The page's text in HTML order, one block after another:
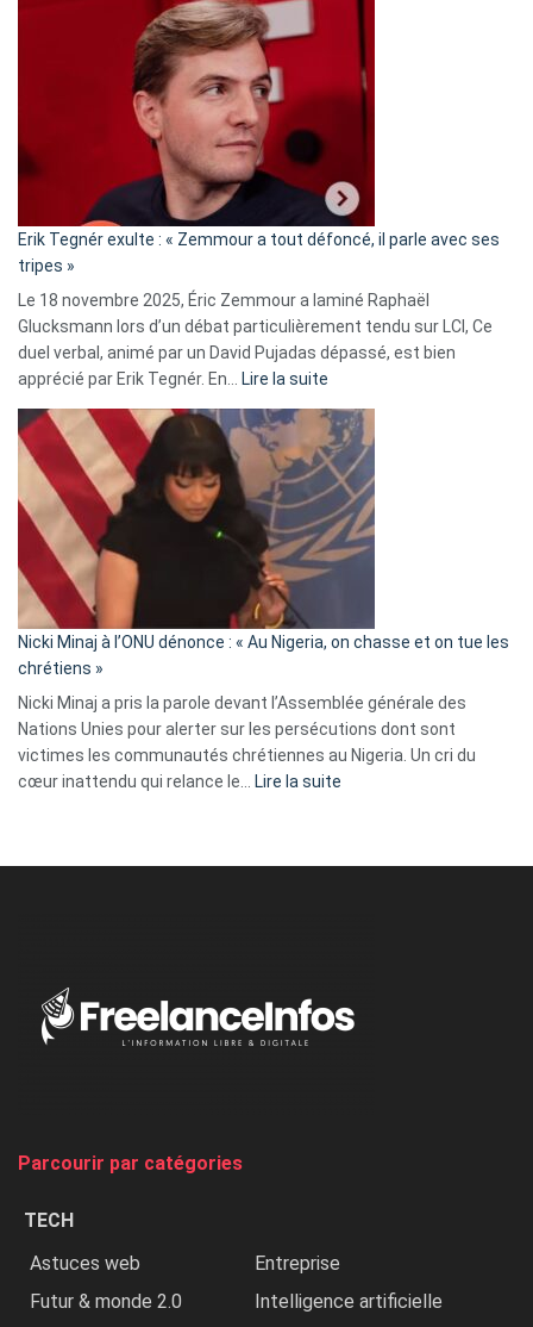
Vassal
d’alliance
secrète
«
C’est
fake
news
»
Erik Tegnér exulte : « Zemmour a tout défoncé, il parle avec ses
tripes »
Le 18 novembre 2025, Éric Zemmour a laminé Raphaël
Glucksmann lors d’un débat particulièrement tendu sur LCI, Ce
duel verbal, animé par un David Pujadas dépassé, est bien
apprécié par Erik Tegnér. En… Lire la suite
Erik
Tegnér
exulte
:
« Zemmour
a
tout
parle
ses
tripes »
Nicki Minaj à l’ONU dénonce : « Au Nigeria, on chasse et on tue les
chrétiens »
Nicki Minaj a pris la parole devant l’Assemblée générale des
Nations Unies pour alerter sur les persécutions dont sont
victimes les communautés chrétiennes au Nigeria. Un cri du
cœur inattendu qui relance le… Lire la suite
Nigeria,
Parcourir par catégories
TECH
Astuces web
Entreprise
Futur & monde 2.0
Intelligence artificielle